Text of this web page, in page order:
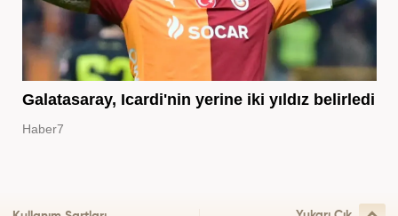
Galatasaray, Icardi'nin yerine iki yıldız belirledi
Haber7